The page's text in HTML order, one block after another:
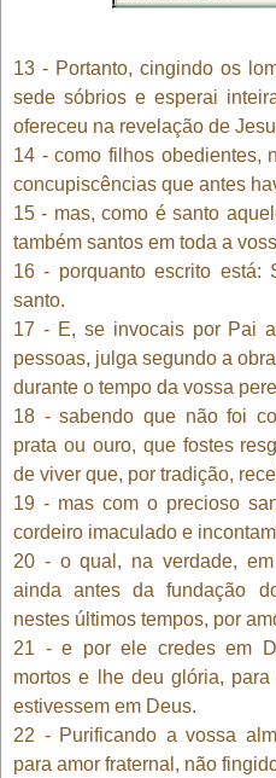
13 - Portanto, cingindo os
sede sóbrios e esperai
ofereceu na revelação de
14 - como filhos obedientes,
concupiscências que antes
15 - mas, como é santo
também santos em toda a
16 - porquanto escrito está:
santo.
17 - E, se invocais por Pai
pessoas, julga segundo a
durante o tempo da vossa
18 - sabendo que não foi
prata ou ouro, que fostes
de viver que, por tradição,
19 - mas com o precioso
cordeiro imaculado e
20 - o qual, na verdade,
ainda antes da fundação
nestes últimos tempos, por
21 - e por ele credes em
mortos e lhe deu glória,
estivessem em Deus.
22 - Purificando a vossa
para amor fraternal, não